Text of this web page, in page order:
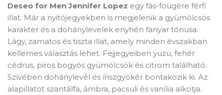
Deseo for Men Jennifer Lopez egy fás-fougère férfi
illat. Már a nyitójegyekben is megjelenik a gyümölcsös
karakter és a dohánylevelek enyhén fanyar tónusa.
Lágy, zamatos és tiszta illat, amely minden évszakban
kellemes választás lehet. Fejjegyeiben yuzu, fehér
cédrus, piros bogyós gyümölcsök és citrom található.
Szívében dohánylevél és íriszgyökér bontakozik ki. Az
alapillatot szantálfa, ámbra, pacsuli és vanília alkotja.